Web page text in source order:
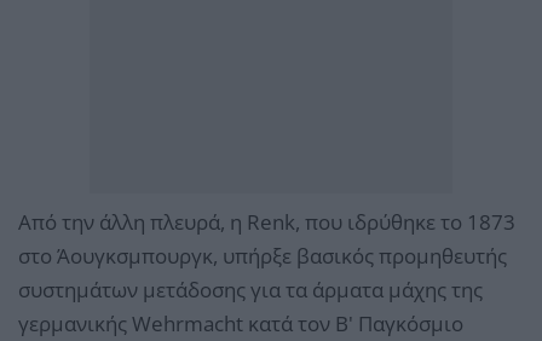
Από την άλλη πλευρά, η Renk, που ιδρύθηκε το 1873
στο Άουγκσμπουργκ, υπήρξε βασικός προμηθευτής
συστημάτων μετάδοσης για τα άρματα μάχης της
γερμανικής Wehrmacht κατά τον Β' Παγκόσμιο